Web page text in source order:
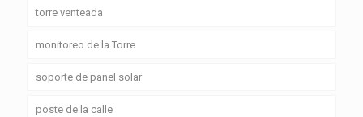
torre venteada
monitoreo de la Torre
soporte de panel solar
poste de la calle